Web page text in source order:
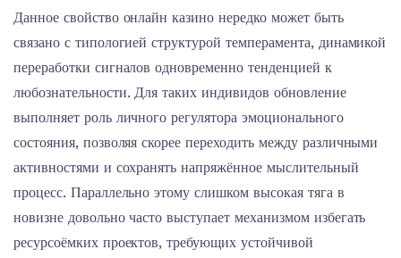
Данное свойство онлайн казино нередко может быть
связано с типологией структурой темперамента, динамикой
переработки сигналов одновременно тенденцией к
любознательности. Для таких индивидов обновление
выполняет роль личного регулятора эмоционального
состояния, позволяя скорее переходить между различными
активностями и сохранять напряжённое мыслительный
процесс. Параллельно этому слишком высокая тяга в
новизне довольно часто выступает механизмом избегать
ресурсоёмких проектов, требующих устойчивой